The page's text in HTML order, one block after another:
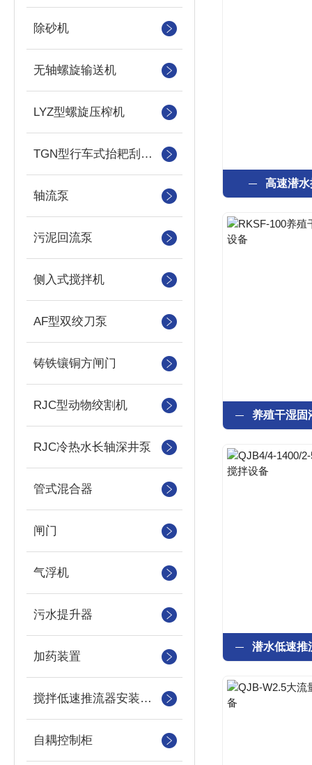
除砂机
无轴螺旋输送机
LYZ型螺旋压榨机
TGN型行车式抬耙刮泥（撇渣机）机
轴流泵
污泥回流泵
侧入式搅拌机
AF型双绞刀泵
铸铁镶铜方闸门
RJC型动物绞割机
RJC冷热水长轴深井泵
管式混合器
闸门
气浮机
污水提升器
加药装置
搅拌低速推流器安装系统
自耦控制柜
高速潜